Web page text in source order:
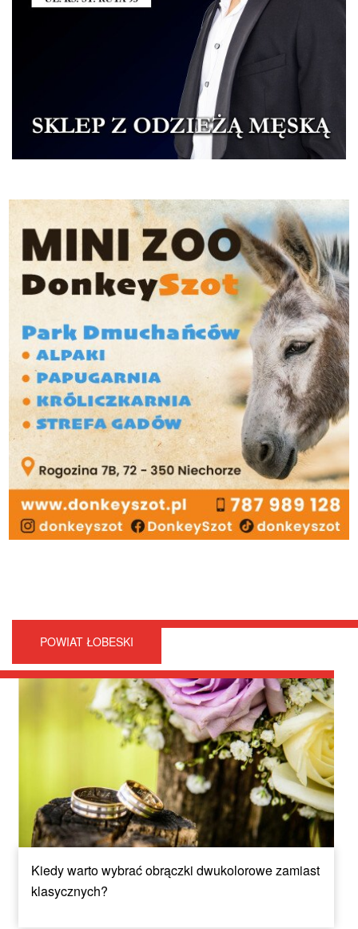
POWIAT ŁOBESKI
Kiedy warto wybrać obrączki dwukolorowe zamiast
klasycznych?